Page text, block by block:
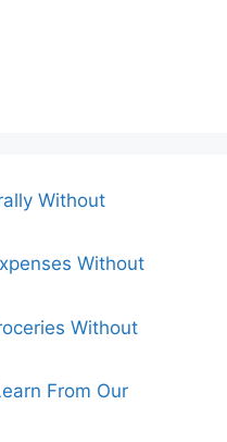
Without
Without
Without
From Our